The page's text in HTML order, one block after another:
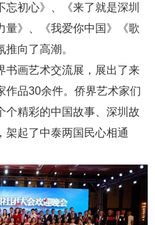
初心》、《来了就是深圳
量》、《我爱你中国》《歌
向了高潮。
画艺术交流展，展出了来
作品30余件。侨界艺术家们
个精彩的中国故事、深圳故
架起了中泰两国民心相通